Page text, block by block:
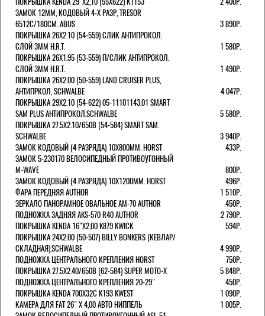
ЗАМОК 12ММ, КОДОВЫЙ 4-Х РАЗР, TRESOR
6512C/180СМ. ABUS
3 890Р.
ПОКРЫШКА 26X2.10 (54-559) СЛИК АНТИПРОКОЛ.
СЛОЙ 3ММ H.R.T.
1 580Р.
ПОКРЫШКА 26X1.95 (53-559) П/СЛИК АНТИПРОКОЛ.
СЛОЙ 3ММ H.R.T.
1 490Р.
ПОКРЫШКА 26X2.00 (50-559) LAND CRUISER PLUS,
АНТИПРКОЛ, SCHWALBE
4 047Р.
ПОКРЫШКА 29X2.10 (54-622) 05-11101143.01 SMART
SAM PLUS АНТИПРОКОЛ,SCHWALBE
5 580Р.
ПОКРЫШКА 27.5X2.10/650B (54-584) SMART SAM.
SCHWALBE
3 940Р.
ЗАМОК КОДОВЫЙ (4 РАЗРЯДА) 10Х800ММ. HORST
433Р.
ЗАМОК 5-230170 ВЕЛОСИПЕДНЫЙ ПРОТИВОУГОННЫЙ
M-WAVE
800Р.
ЗАМОК КОДОВЫЙ (4 РАЗРЯДА) 10Х1200ММ. HORST
496Р.
ФАРА ПЕРЕДНЯЯ AUTHOR
1 510Р.
ЗЕРКАЛО ПАНОРАМНОЕ ОВАЛЬНОЕ AM-70 AUTHOR
450Р.
ПОДНОЖКА ЗАДНЯЯ AKS-570 R40 AUTHOR
2 790Р.
ПОКРЫШКА KENDA 16"Х2,00 K879 KWICK
594Р.
ПОКРЫШКА 24X2.00 (50-507) BILLY BONKERS (КЕВЛАР/
СКЛАДНАЯ).SCHWALBE
4 990Р.
ПОДНОЖКА ЦЕНТРАЛЬНОГО КРЕПЛЕНИЯ HORST
750Р.
ПОКРЫШКА 27.5X2.40/650B (62-584) SUPER MOTO-X
5 848Р.
ПОДНОЖКА ЦЕНТРАЛЬНОГО КРЕПЛЕНИЯ 20-29"
450Р.
ПОКРЫШКА KENDA 700Х32С K193 KWEST
1 090Р.
КАМЕРА ДЛЯ FAT 26" X 4,00 АВТО НИППЕЛЬ
1 005Р.